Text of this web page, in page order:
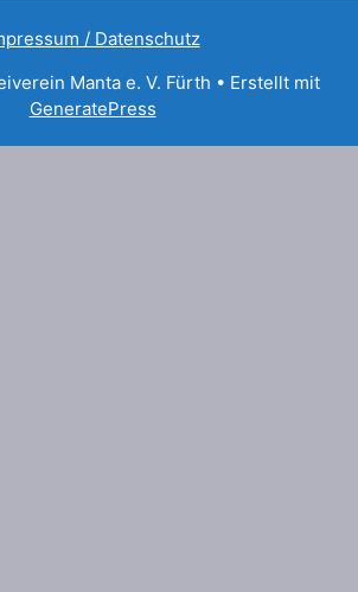
/ Datenschutz
Manta e. V. Fürth • Erstellt mit
GeneratePress